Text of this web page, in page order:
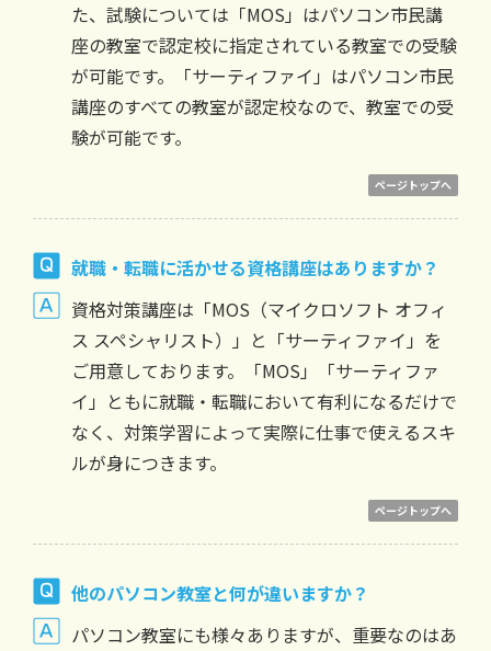
た、試験については「MOS」はパソコン市民講
座の教室で認定校に指定されている教室での受験
が可能です。「サーティファイ」はパソコン市民
講座のすべての教室が認定校なので、教室での受
験が可能です。
ページトップへ
就職・転職に活かせる資格講座はありますか？
資格対策講座は「MOS（マイクロソフト オフィ
ス スペシャリスト）」と「サーティファイ」を
ご用意しております。「MOS」「サーティファ
イ」ともに就職・転職において有利になるだけで
なく、対策学習によって実際に仕事で使えるスキ
ルが身につきます。
ページトップへ
他のパソコン教室と何が違いますか？
パソコン教室にも様々ありますが、重要なのはあ